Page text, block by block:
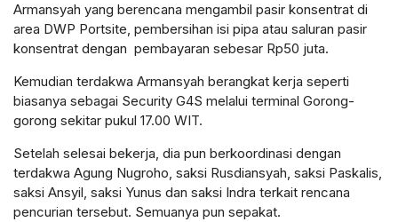
Armansyah yang berencana mengambil pasir konsentrat di
area DWP Portsite, pembersihan isi pipa atau saluran pasir
konsentrat dengan pembayaran sebesar Rp50 juta.
Kemudian terdakwa Armansyah berangkat kerja seperti
biasanya sebagai Security G4S melalui terminal Gorong-
gorong sekitar pukul 17.00 WIT.
Setelah selesai bekerja, dia pun berkoordinasi dengan
terdakwa Agung Nugroho, saksi Rusdiansyah, saksi Paskalis,
saksi Ansyil, saksi Yunus dan saksi Indra terkait rencana
pencurian tersebut. Semuanya pun sepakat.